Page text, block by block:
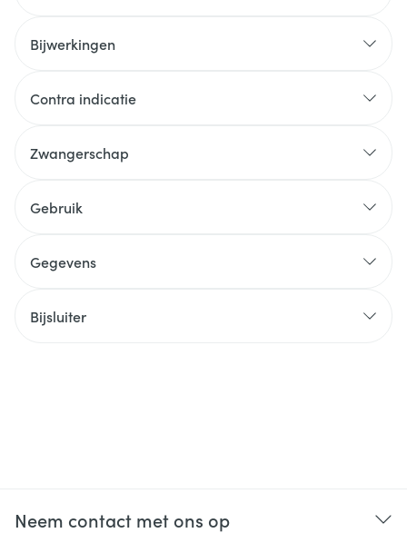
Bijwerkingen
Contra indicatie
Zwangerschap
Gebruik
Gegevens
Bijsluiter
Neem contact met ons op